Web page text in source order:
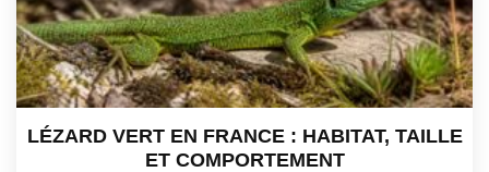
LÉZARD VERT EN FRANCE : HABITAT, TAILLE
ET COMPORTEMENT